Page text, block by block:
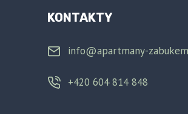
KONTAKTY
info@apartmany-
+420 604 814 848